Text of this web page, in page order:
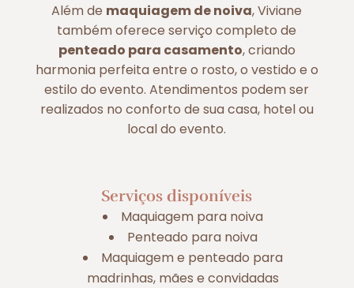
Além de maquiagem de noiva, Viviane
também oferece serviço completo de
penteado para casamento, criando
harmonia perfeita entre o rosto, o vestido e o
estilo do evento. Atendimentos podem ser
realizados no conforto de sua casa, hotel ou
local do evento.
Serviços disponíveis
Maquiagem para noiva
Penteado para noiva
Maquiagem e penteado para
madrinhas, mães e convidadas